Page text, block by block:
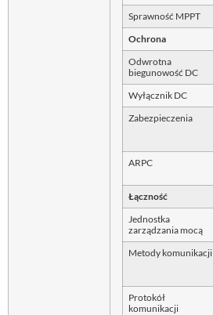
Sprawność MPPT
Ochrona
Odwrotna
biegunowość DC
Wyłącznik DC
Zabezpieczenia
ARPC
Łączność
Jednostka
zarządzania mocą
Metody komunikacji
Protokół
komunikacji